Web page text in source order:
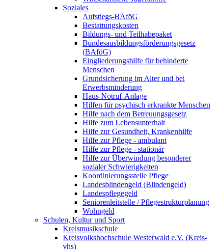
Soziales
Aufstiegs-BAföG
Bestattungskosten
Bildungs- und Teilhabepaket
Bundesausbildungsförderungsgesetz
(BAföG)
Eingliederungshilfe für behinderte
Menschen
Grundsicherung im Alter und bei
Erwerbsminderung
Haus-Notruf-Anlage
Hilfen für psychisch erkrankte Menschen
Hilfe nach dem Betreuungsgesetz
Hilfe zum Lebensunterhalt
Hilfe zur Gesundheit, Krankenhilfe
Hilfe zur Pflege - ambulant
Hilfe zur Pflege - stationär
Hilfe zur Überwindung besonderer
sozialer Schwierigkeiten
Koordinierungsstelle Pflege
Landesblindengeld (Blindengeld)
Landespflegegeld
Seniorenleitstelle / Pflegestrukturplanung
Wohngeld
Schulen, Kultur und Sport
Kreismusikschule
Kreisvolkshochschule Westerwald e.V. (Kreis-
vhs)